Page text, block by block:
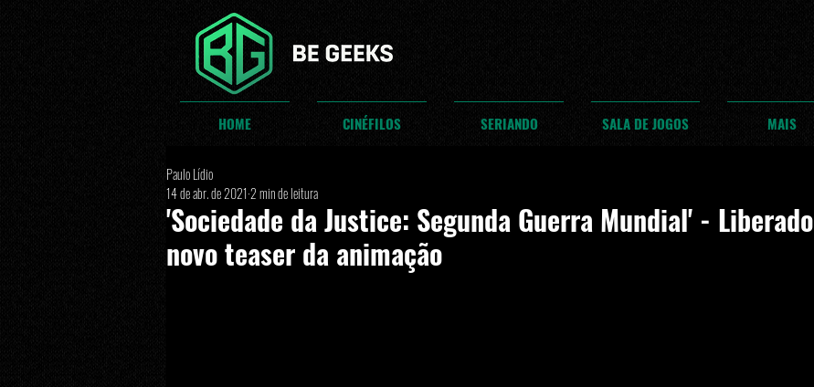
HOME CINÉFILOS SERIANDO SALA DE JOGOS MAIS
'Sociedade da Justice: Segunda Guerra Mundial' - Liberado
novo teaser da animação
Paulo Lídio
14 de abr. de 2021 2 min de leitura